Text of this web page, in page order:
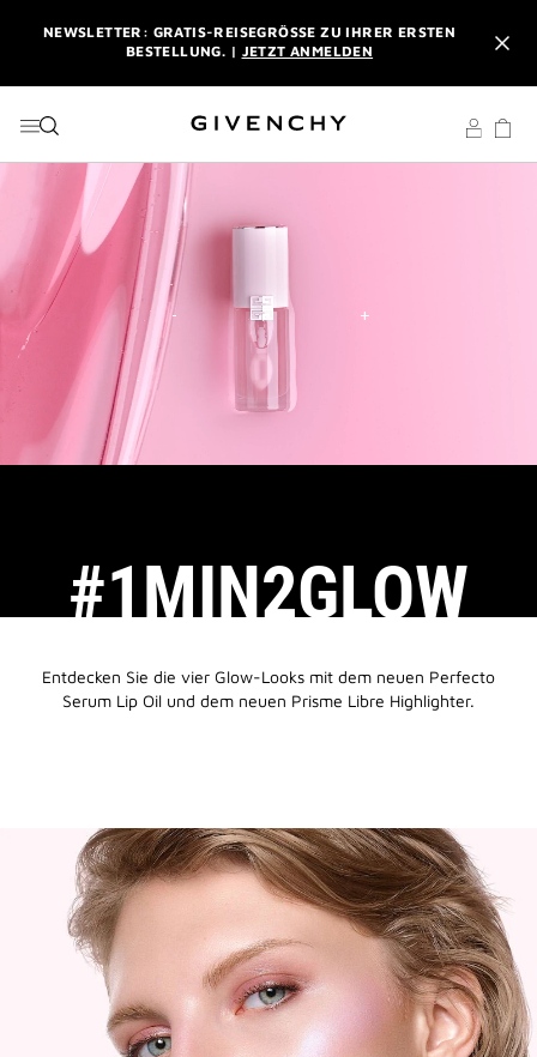
NEWSLETTER: GRATIS-REISEGRÖSSE ZU IHRER ERSTEN B
ESTELLUNG. | JETZT ANMELDEN
PROFITIEREN SIE VON KOSTENLOSEM EXPRESSVERSAND AB
EINEM EINKAUFSWERT VON 180 €. |
L'INTERDIT ELIXIR: BEIM KAUF EINES DUFTES AB 50 ML
SCHENKEN WIR IHNEN EINE EXKLUSIVE MINIATUR DAZU. |
CODE :ELIXIR
NEWSLETTER: GRATIS-REISEGRÖSSE ZU IHRER ERSTEN B
ESTELLUNG. | JETZT ANMELDEN
PROFITIEREN SIE VON KOSTENLOSEM EXPRESSVERSAND AB
EINEM EINKAUFSWERT VON 180 €. |
#1MIN2GLOW
Entdecken Sie die vier Glow-Looks mit dem neuen Perfecto
Serum Lip Oil und dem neuen Prisme Libre Highlighter.